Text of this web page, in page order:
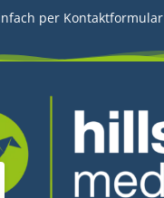
per Kontaktformular
und Erfahrungen zu
Media